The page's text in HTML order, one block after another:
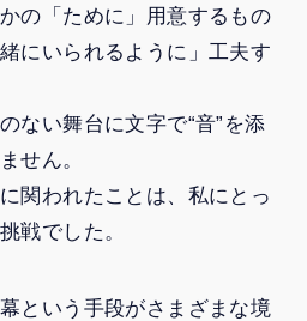
の「ために」用意するもの
にいられるように」工夫す
ない舞台に文字で“音”を添
せん。
関われたことは、私にとっ
戦でした。
という手段がさまざまな境